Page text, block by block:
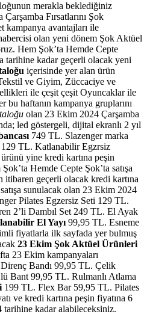
merakla beklediğiniz
Fırsatlarını Şok
kampanya avantajları ile
olan yeni dönem Şok Aktüel
Hem Şok’ta Hemde Cepte
tarihine kadar geçerli olacak yeni
içerisinde yer alan ürün
ve Giyim, Züccaciye ve
ile çeşit çeşit Oyuncaklar ile
haftanın kampanya gruplarını
olan 23 Ekim 2024 Çarşamba
led göstergeli, dijital ekranlı 2 yıl
749 TL. Slazenger marka
TL. Katlanabilir Egzrsiz
yine kredi kartına peşin
Hemde Cepte Şok’ta satışa
itibaren geçerli olacak kredi kartına
sunulacak olan 23 Ekim 2024
Pilates Egzersiz Seti 129 TL.
2’li Dambıl Set 249 TL. El Ayak
El Yayı 99,95 TL. Esneme
fiyatlarla ilk sayfada yer bulmuş
23 Ekim Şok Aktüel Ürünleri
23 Ekim kampanyaları
Direnç Bandı 99,95 TL. Çelik
Bant 99,95 TL. Rulmanlı Atlama
199 TL. Flex Bar 59,95 TL. Pilates
ve kredi kartına peşin fiyatına 6
tarihine kadar alabileceksiniz.